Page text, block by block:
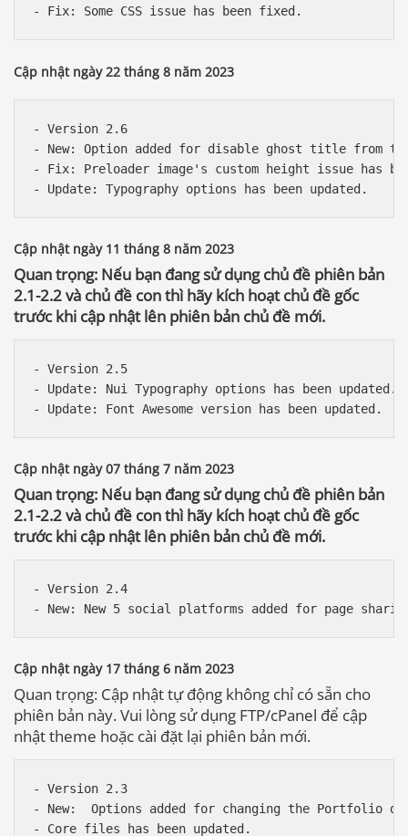
Cập nhật ngày 22 tháng 8 năm 2023
- Version 2.6
- New: Option added for disable ghost title from
- Fix: Preloader image's custom height issue has
Cập nhật ngày 11 tháng 8 năm 2023
Quan trọng: Nếu bạn đang sử dụng chủ đề phiên bản
2.1-2.2 và chủ đề con thì hãy kích hoạt chủ đề gốc
trước khi cập nhật lên phiên bản chủ đề mới.
- Version 2.5
- Update: Nui Typography options has been
Cập nhật ngày 07 tháng 7 năm 2023
Quan trọng: Nếu bạn đang sử dụng chủ đề phiên bản
2.1-2.2 và chủ đề con thì hãy kích hoạt chủ đề gốc
trước khi cập nhật lên phiên bản chủ đề mới.
- Version 2.4
Cập nhật ngày 17 tháng 6 năm 2023
Quan trọng: Cập nhật tự động không chỉ có sẵn cho
phiên bản này. Vui lòng sử dụng FTP/cPanel để cập
nhật theme hoặc cài đặt lại phiên bản mới.
- Version 2.3
- New:  Options added for changing the Portfolio